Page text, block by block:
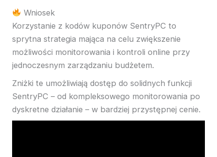
Wniosek
Korzystanie z kodów kuponów SentryPC to
sprytna strategia mająca na celu zwiększenie
możliwości monitorowania i kontroli online przy
jednoczesnym zarządzaniu budżetem.
Zniżki te umożliwiają dostęp do solidnych funkcji
SentryPC – od kompleksowego monitorowania po
dyskretne działanie – w bardziej przystępnej cenie.